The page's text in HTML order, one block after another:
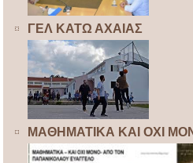
ΓΕΛ ΚΑΤΩ ΑΧΑΙΑΣ
ΜΑΘΗΜΑΤΙΚΑ ΚΑΙ ΟΧΙ